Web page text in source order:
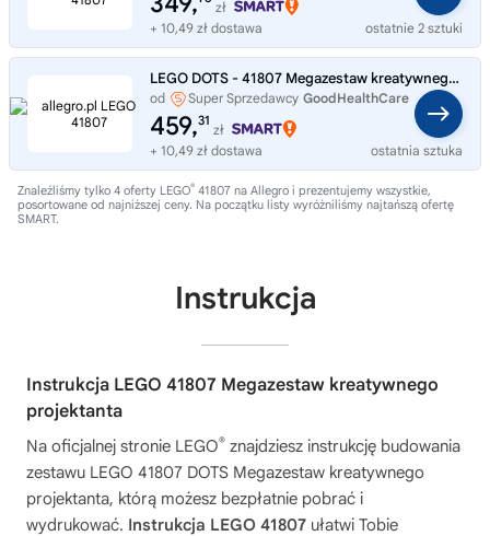
zł
+ 10,49 zł dostawa
ostatnie 2 sztuki
LEGO DOTS - 41807 Megazestaw kreatywnego projektanta Klocki Bransoletki
od Super Sprzedawcy GoodHealthCare
459,31
zł
+ 10,49 zł dostawa
ostatnia sztuka
Znaleźliśmy tylko 4 oferty LEGO® 41807 na Allegro i prezentujemy wszystkie,
posortowane od najniższej ceny. Na początku listy wyróżniliśmy najtańszą ofertę
SMART.
Instrukcja
Instrukcja LEGO 41807 Megazestaw kreatywnego
projektanta
Na oficjalnej stronie LEGO® znajdziesz instrukcję budowania
zestawu LEGO 41807 DOTS Megazestaw kreatywnego
projektanta, którą możesz bezpłatnie pobrać i
wydrukować. Instrukcja LEGO 41807 ułatwi Tobie